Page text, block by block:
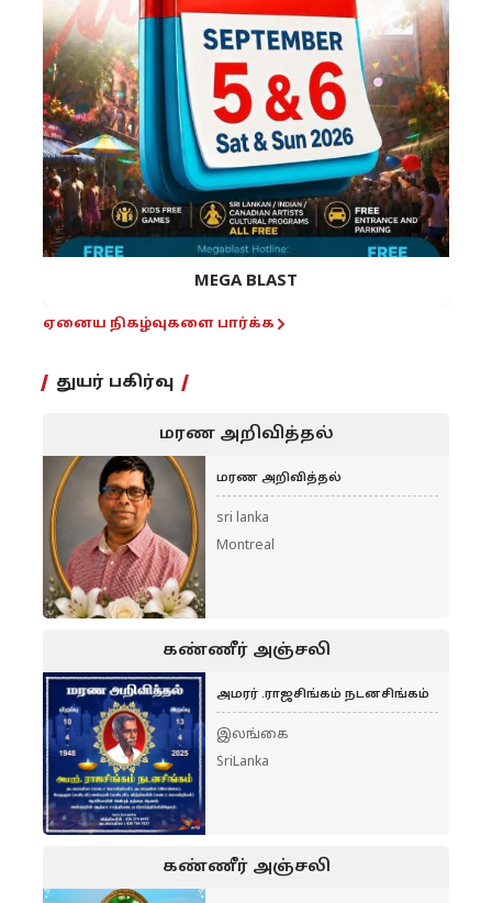
MEGA BLAST
ஏனைய நிகழ்வுகளை பார்க்க
துயர் பகிர்வு
மரண அறிவித்தல்
மரண அறிவித்தல்
sri lanka
Montreal
கண்ணீர் அஞ்சலி
அமரர் .ராஜசிங்கம் நடனசிங்கம்
இலங்கை
SriLanka
கண்ணீர் அஞ்சலி